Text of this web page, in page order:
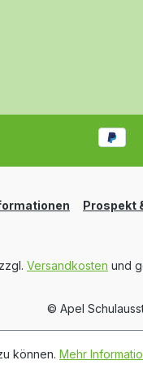
Prospekt
Versandkosten und
© Apel
können. Mehr